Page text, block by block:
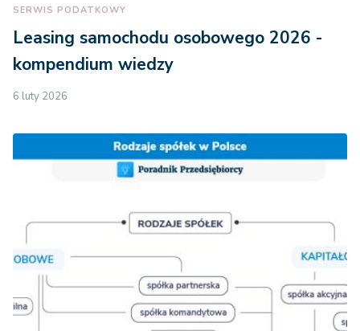
SERWIS PODATKOWY
Leasing samochodu osobowego 2026 -
kompendium wiedzy
6 luty 2026